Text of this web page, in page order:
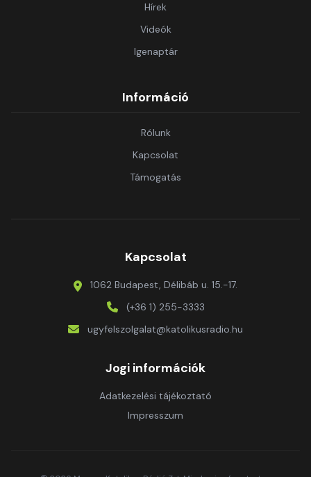
Hírek
Videók
Igenaptár
Információ
Rólunk
Kapcsolat
Támogatás
Kapcsolat
1062 Budapest, Délibáb u. 15.-17.
(+36 1) 255-3333
ugyfelszolgalat@katolikusradio.hu
Jogi információk
Adatkezelési tájékoztató
Impresszum